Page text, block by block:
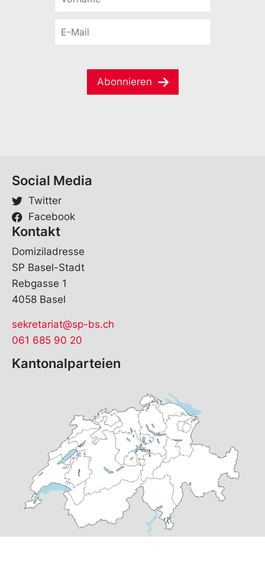
r
M
Abonnieren
Social Media
Twitter
Facebook
Kontakt
Domiziladresse
SP Basel-Stadt
Rebgasse 1
4058 Basel
sekretariat@sp-bs.ch
061 685 90 20
Kantonalparteien